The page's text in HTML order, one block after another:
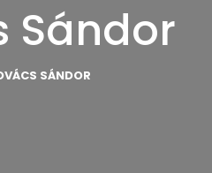
Sándor
SÁNDOR